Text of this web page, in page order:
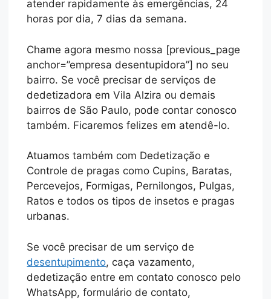
atender rapidamente às emergências, 24
horas por dia, 7 dias da semana.
Chame agora mesmo nossa [previous_page
anchor=”empresa desentupidora”] no seu
bairro. Se você precisar de serviços de
dedetizadora em Vila Alzira ou demais
bairros de São Paulo, pode contar conosco
também. Ficaremos felizes em atendê-lo.
Atuamos também com Dedetização e
Controle de pragas como Cupins, Baratas,
Percevejos, Formigas, Pernilongos, Pulgas,
Ratos e todos os tipos de insetos e pragas
urbanas.
Se você precisar de um serviço de
desentupimento, caça vazamento,
dedetização entre em contato conosco pelo
WhatsApp, formulário de contato,